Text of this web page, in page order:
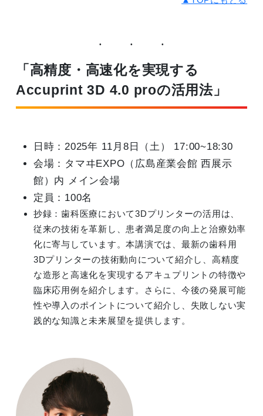
「高精度・高速化を実現する
Accuprint 3D 4.0 proの活用法」
日時：2025年 11月8日（土） 17:00~18:30
会場：タマヰEXPO（広島産業会館 西展示
館）内 メイン会場
定員：100名
抄録：歯科医療において3Dプリンターの活用は、
従来の技術を革新し、患者満足度の向上と治療効率
化に寄与しています。本講演では、最新の歯科用
3Dプリンターの技術動向について紹介し、高精度
な造形と高速化を実現するアキュプリントの特徴や
臨床応用例を紹介します。さらに、今後の発展可能
性や導入のポイントについて紹介し、失敗しない実
践的な知識と未来展望を提供します。